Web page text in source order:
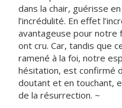
dans la chair, guérisse
l’incrédulité. En effet
avantageuse pour notre
ont cru. Car, tandis que
ramené à la foi, notre
hésitation, est confirmé
doutant et en touchant,
de la résurrection. ~